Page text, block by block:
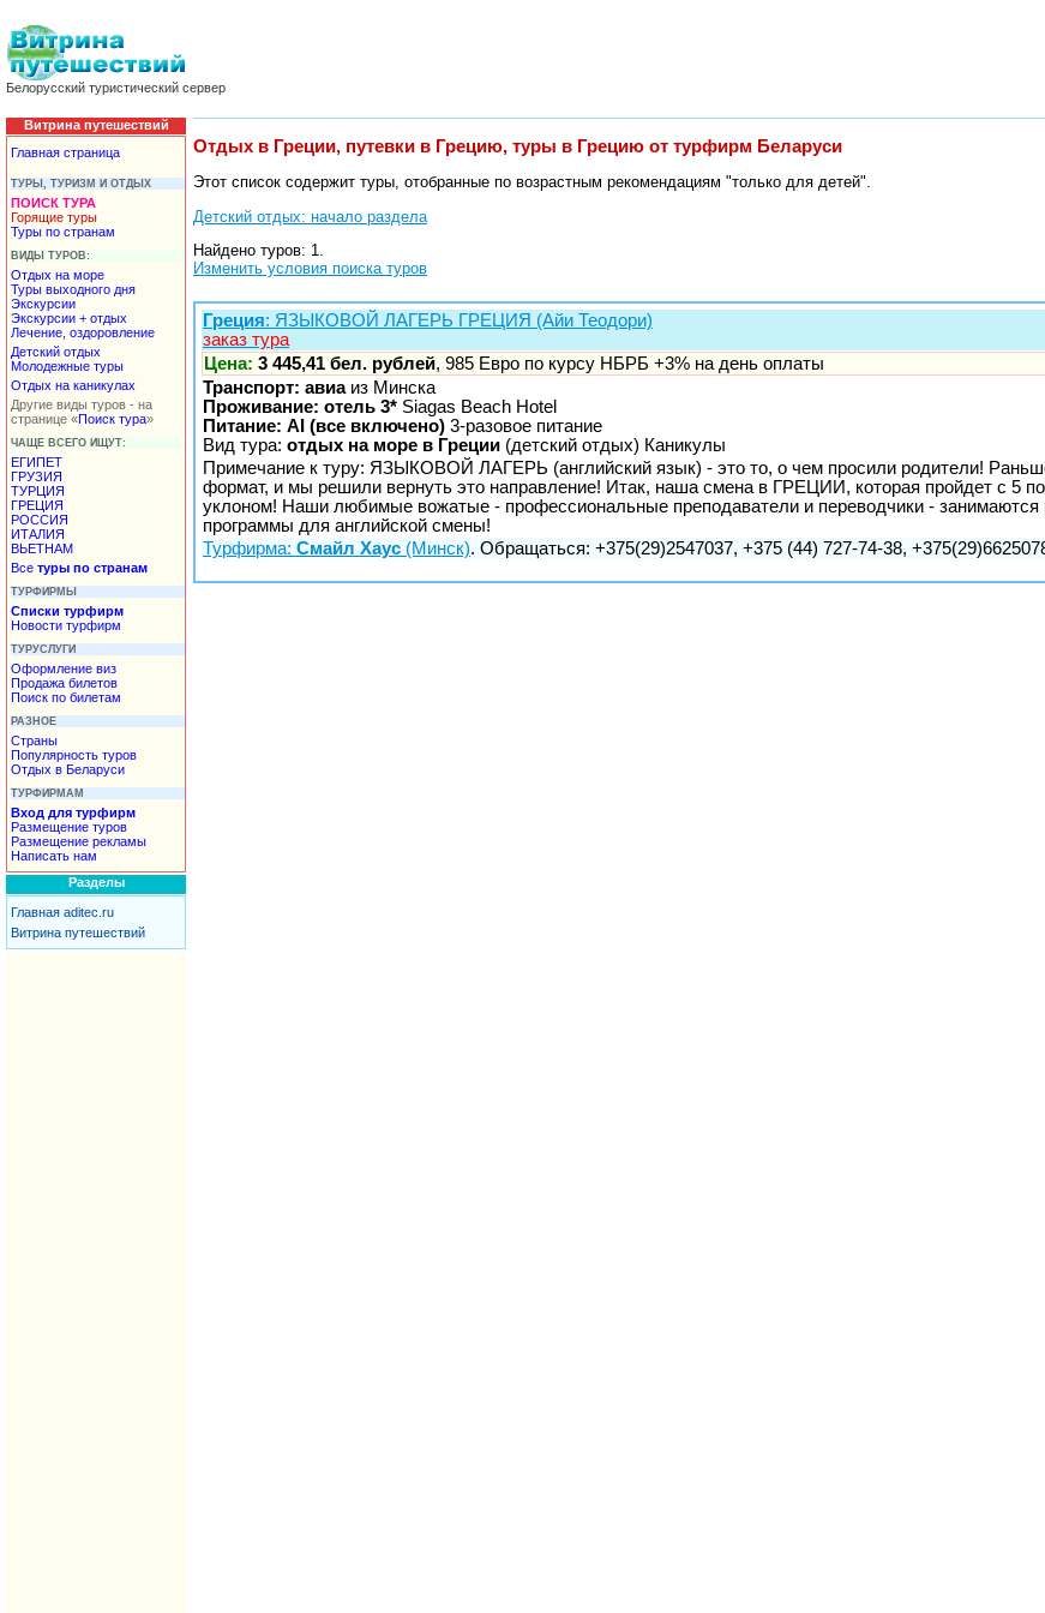
Белорусский туристический сервер
Витрина путешествий
Главная страница
ТУРЫ, ТУРИЗМ И ОТДЫХ
ПОИСК ТУРА
Горящие туры
Туры по странам
ВИДЫ ТУРОВ:
Отдых на море
Туры выходного дня
Экскурсии
Экскурсии + отдых
Лечение, оздоровление
Детский отдых
Молодежные туры
Отдых на каникулах
Другие виды туров - на
странице «Поиск тура»
ЧАЩЕ ВСЕГО ИЩУТ:
ЕГИПЕТ
ГРУЗИЯ
ТУРЦИЯ
ГРЕЦИЯ
РОССИЯ
ИТАЛИЯ
ВЬЕТНАМ
Все туры по странам
ТУРФИРМЫ
Списки турфирм
Новости турфирм
ТУРУСЛУГИ
Оформление виз
Продажа билетов
Поиск по билетам
РАЗНОЕ
Страны
Популярность туров
Отдых в Беларуси
ТУРФИРМАМ
Вход для турфирм
Размещение туров
Размещение рекламы
Написать нам
Разделы
Главная aditec.ru
Витрина путешествий
Отдых в Греции, путевки в Грецию, туры в Грецию от турфирм Беларуси
Этот список содержит туры, отобранные по возрастным рекомендациям "только для детей".
Детский отдых: начало раздела
Найдено туров: 1.
Изменить условия поиска туров
Греция: ЯЗЫКОВОЙ ЛАГЕРЬ ГРЕЦИЯ (Айи Теодори)
заказ тура
Цена: 3 445,41 бел. рублей, 985 Евро по курсу НБРБ +3% на день оплаты
Транспорт: авиаиз Минска
Проживание: отель 3* Siagas Beach Hotel
Питание: AI (все включено) 3-разовое питание
Вид тура: отдых на море в Греции (детский отдых) Каникулы
Примечание к туру: ЯЗЫКОВОЙ ЛАГЕРЬ (английский язык) - это то, о чем просили родители!
формат, и мы решили вернуть это направление! Итак, наша смена в ГРЕЦИИ, которая пройдет с 5
уклоном! Наши любимые вожатые - профессиональные преподаватели и переводчики - занимаются
программы для английской смены!
Турфирма: Смайл Хаус (Минск). Обращаться: +375(29)2547037, +375 (44) 727-74-38,